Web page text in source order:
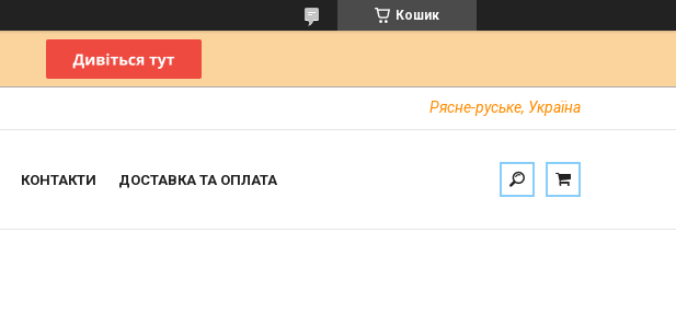
Кошик
Рясне-руське, Україна
КОНТАКТИ ДОСТАВКА ТА ОПЛАТА